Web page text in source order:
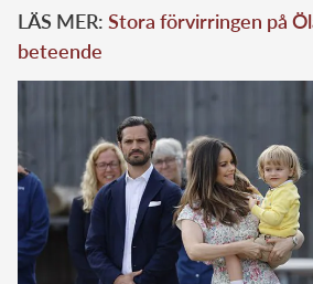
LÄS MER: Stora förvirringen på
beteende